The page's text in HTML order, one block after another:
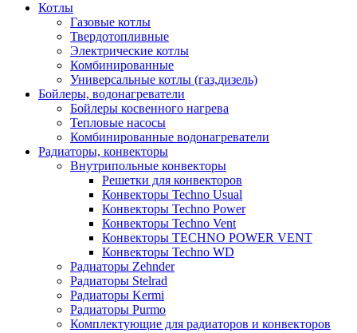
Котлы
Газовые котлы
Твердотопливные
Электрические котлы
Комбинированные
Универсальные котлы (газ,дизель)
Бойлеры, водонагреватели
Бойлеры косвенного нагрева
Тепловые насосы
Комбинированные водонагреватели
Радиаторы, конвекторы
Внутрипольные конвекторы
Решетки для конвекторов
Конвекторы Techno Usual
Конвекторы Techno Power
Конвекторы Techno Vent
Конвекторы TECHNO POWER VENT
Конвекторы Techno WD
Радиаторы Zehnder
Радиаторы Stelrad
Радиаторы Kermi
Радиаторы Purmo
Комплектующие для радиаторов и конвекторов